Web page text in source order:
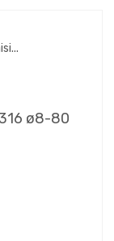
ø8-80